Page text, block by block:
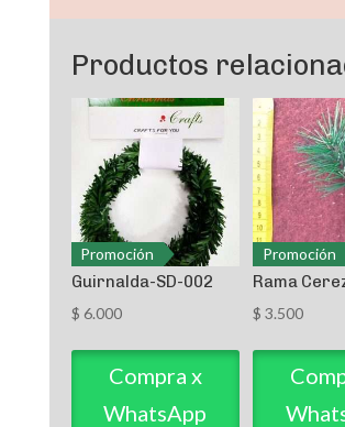
Productos
Promoción
Guirnalda-SD-002
$ 6.000
Compra x
WhatsApp
Promoción
Rama
$ 3.500